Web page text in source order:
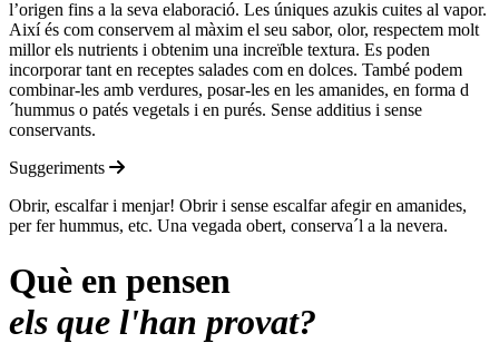
l’origen fins a la seva elaboració. Les úniques azukis cuites al vapor.
Així és com conservem al màxim el seu sabor, olor, respectem molt
millor els nutrients i obtenim una increïble textura. Es poden
incorporar tant en receptes salades com en dolces. També podem
combinar-les amb verdures, posar-les en les amanides, en forma d
´hummus o patés vegetals i en purés. Sense additius i sense
conservants.
Suggeriments
Obrir, escalfar i menjar! Obrir i sense escalfar afegir en amanides,
per fer hummus, etc. Una vegada obert, conserva´l a la nevera.
Què en pensen
els que l'han provat?